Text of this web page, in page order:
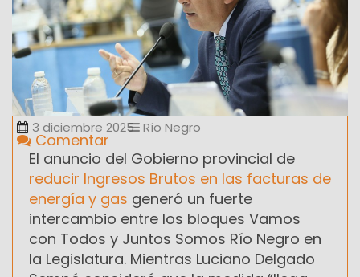
3 diciembre 2025 Río Negro
Comentar
El anuncio del Gobierno provincial de
reducir Ingresos Brutos en las facturas de
energía y gas generó un fuerte
intercambio entre los bloques Vamos
con Todos y Juntos Somos Río Negro en
la Legislatura. Mientras Luciano Delgado